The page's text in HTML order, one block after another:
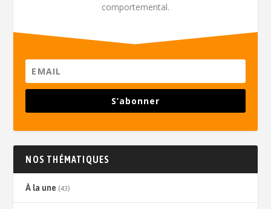
comportemental.
S’abonner
NOS THÉMATIQUES
À la une (43)